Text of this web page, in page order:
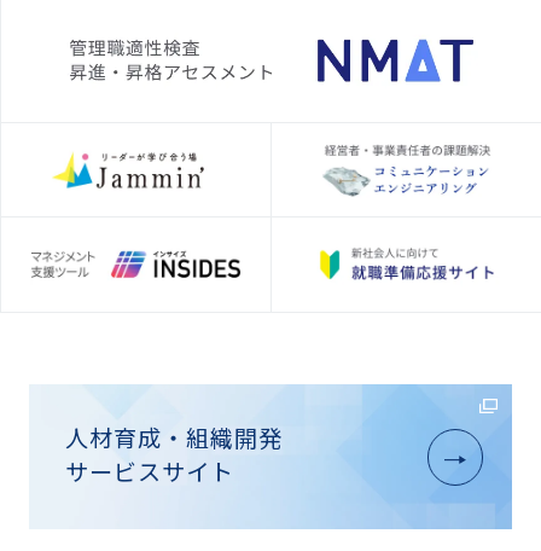
人材育成・組織開発
サービスサイト